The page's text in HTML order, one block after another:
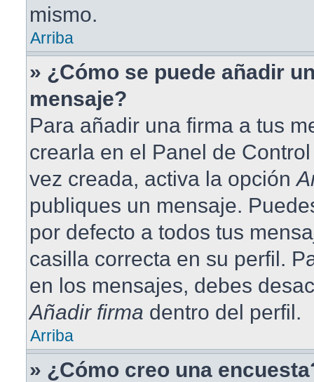
mismo.
Arriba
» ¿Cómo se puede añadir
mensaje?
Para añadir una firma a tus
crearla en el Panel de
vez creada, activa la opción
publiques un mensaje.
por defecto a todos tus
casilla correcta en su perfil.
en los mensajes, debes
Añadir firma dentro del perfil.
Arriba
» ¿Cómo creo una